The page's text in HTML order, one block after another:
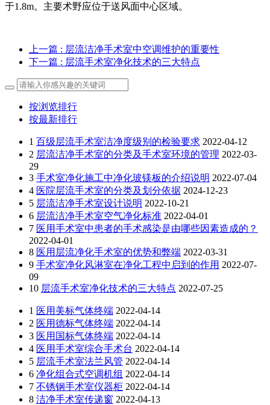
于1.8m。主要术野应位于送风面中心区域。
上一篇 : 层流洁净手术室中空调维护的重要性
下一篇 : 层流手术室净化技术的三大特点
按浏览排行
按最新排行
1 百级层流手术室洁净度级别的检验要求 2022-04-12
2 层流洁净手术室的分类及手术室环境的管理 2022-03-
29
3 手术室净化施工中净化玻镁板的介绍说明 2022-07-04
4 医院层流手术室的分类及划分依据 2024-12-23
5 层流洁净手术室设计说明 2022-10-21
6 层流洁净手术室空气净化标准 2022-04-01
7 医用手术室中患者的手术感染是由哪些因素造成的？
2022-04-01
8 医用层流净化手术室的优势和弊端 2022-03-31
9 手术室净化风淋室在净化工程中启到的作用 2022-07-
09
10 层流手术室净化技术的三大特点 2022-07-25
1 医用美标气体终端 2022-04-14
2 医用德标气体终端 2022-04-14
3 医用国标气体终端 2022-04-14
4 医用手术室综合手术台 2022-04-14
5 层流手术室法兰风管 2022-04-14
6 净化组合式空调机组 2022-04-14
7 不锈钢手术室仪器柜 2022-04-14
8 洁净手术室传递窗 2022-04-13